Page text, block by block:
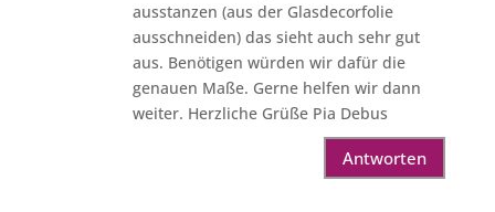
ausstanzen (aus der Glasdecorfolie
ausschneiden) das sieht auch sehr gut
aus. Benötigen würden wir dafür die
genauen Maße. Gerne helfen wir dann
weiter. Herzliche Grüße Pia Debus
Antworten